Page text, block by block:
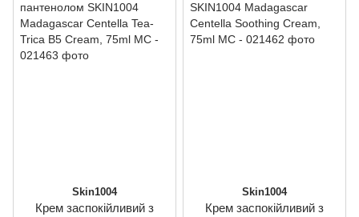
Skin1004
Крем заспокійливий з
Skin1004
Крем заспокійливий з